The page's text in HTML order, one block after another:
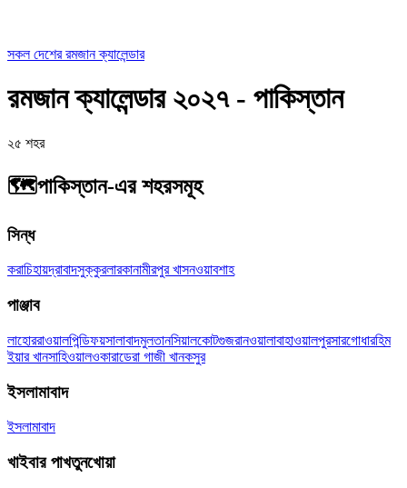
সকল দেশের রমজান ক্যালেন্ডার
রমজান ক্যালেন্ডার ২০২৭ - পাকিস্তান
২৫ শহর
🗺️পাকিস্তান-এর শহরসমূহ
সিন্ধ
করাচিহায়দ্রাবাদসুক্কুরলারকানামীরপুর খাসনওয়াবশাহ
পাঞ্জাব
লাহোররাওয়ালপিন্ডিফয়সালাবাদমুলতানসিয়ালকোটগুজরানওয়ালাবাহাওয়ালপুরসারগোধারহিম
ইয়ার খানসাহিওয়ালওকারাডেরা গাজী খানকসুর
ইসলামাবাদ
ইসলামাবাদ
খাইবার পাখতুনখোয়া